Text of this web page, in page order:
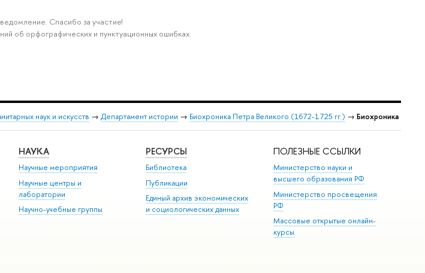
Спасибо за участие!
об орфографических и пунктуационных ошибках.
наук и искусств → Департамент истории → Биохроника Петра Великого (1672-1725 гг.) → Биохроника
НАУКА
Научные мероприятия
Научные центры и
лаборатории
Научно-учебные группы
РЕСУРСЫ
Библиотека
Публикации
Единый архив экономических
и социологических данных
ПОЛЕЗНЫЕ ССЫЛКИ
Министерство науки и
высшего образования РФ
Министерство просвещения
РФ
Массовые открытые онлайн-
курсы